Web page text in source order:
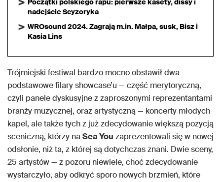
Początki polskiego rapu: pierwsze kasety, dissy i
nadejście Scyzoryka
WROsound 2024. Zagrają m.in. Małpa, susk, Bisz i
Kasia Lins
Trójmiejski festiwal bardzo mocno obstawił dwa
podstawowe filary showcase’u — część merytoryczną,
czyli panele dyskusyjne z zaproszonymi reprezentantami
branży muzycznej, oraz artystyczną — koncerty młodych
kapel, ale także tych z już zdecydowanie większą pozycją
sceniczną, którzy naSea You zaprezentowali się w nowej
odsłonie, niż ta, z której są dotychczas znani. Dwie sceny,
25 artystów — z pozoru niewiele, choć zdecydowanie
wystarczyło, aby odkryć sporo nowych brzmień, które